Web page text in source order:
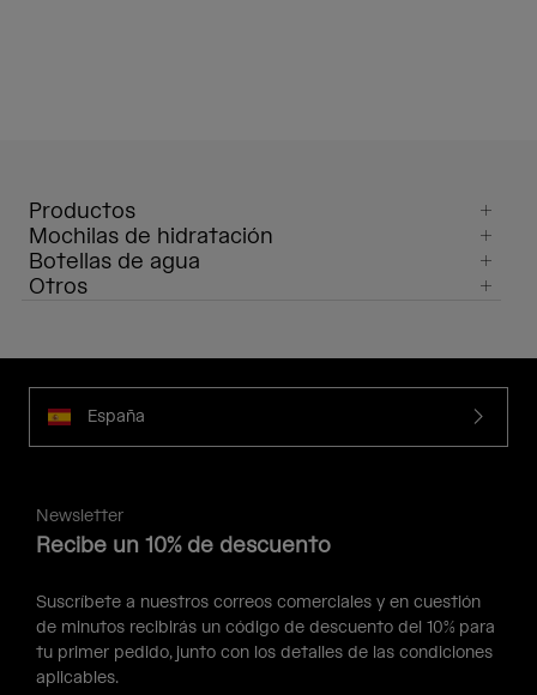
Productos
Mochilas de hidratación
Botellas de agua
Otros
España
Newsletter
Recibe un 10% de descuento
Suscríbete a nuestros correos comerciales y en cuestión
de minutos recibirás un código de descuento del 10% para
tu primer pedido, junto con los detalles de las condiciones
aplicables.